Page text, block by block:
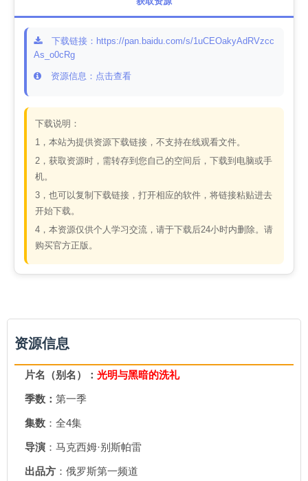
下载链接：https://pan.baidu.com/s/1uCEOakyAdRVzcc
As_o0cRg
资源信息：点击查看
下载说明：
1，本站为提供资源下载链接，不支持在线观看文件。
2，获取资源时，需转存到您自己的空间后，下载到电脑或手
机。
3，也可以复制下载链接，打开相应的软件，将链接粘贴进去
开始下载。
4，本资源仅供个人学习交流，请于下载后24小时内删除。请
购买官方正版。
资源信息
片名（别名）： 光明与黑暗的洗礼
季数： 第一季
集数 ：全4集
导演 ：马克西姆·别斯帕雷
出品方 ：俄罗斯第一频道